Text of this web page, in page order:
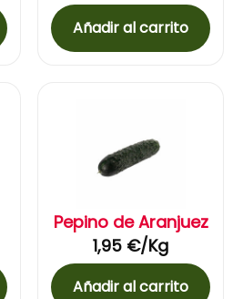
Añadir al carrito
Pepino de Aranjuez
1,95 €/Kg
Añadir al carrito